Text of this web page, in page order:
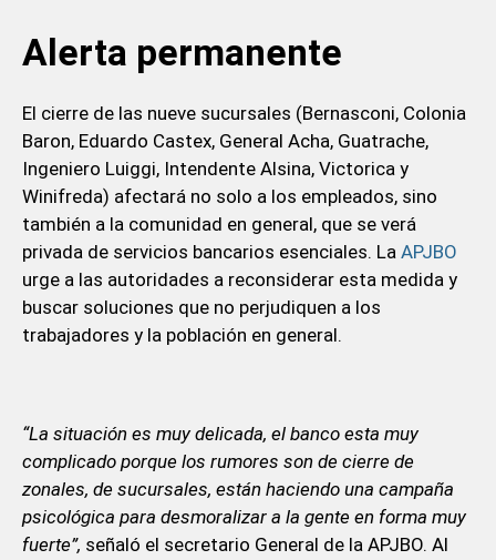
Alerta permanente
El cierre de las nueve sucursales (Bernasconi, Colonia
Baron, Eduardo Castex, General Acha, Guatrache,
Ingeniero Luiggi, Intendente Alsina, Victorica y
Winifreda) afectará no solo a los empleados, sino
también a la comunidad en general, que se verá
privada de servicios bancarios esenciales. La APJBO
urge a las autoridades a reconsiderar esta medida y
buscar soluciones que no perjudiquen a los
trabajadores y la población en general.
“La situación es muy delicada, el banco esta muy
complicado porque los rumores son de cierre de
zonales, de sucursales, están haciendo una campaña
psicológica para desmoralizar a la gente en forma muy
fuerte”, señaló el secretario General de la APJBO. Al